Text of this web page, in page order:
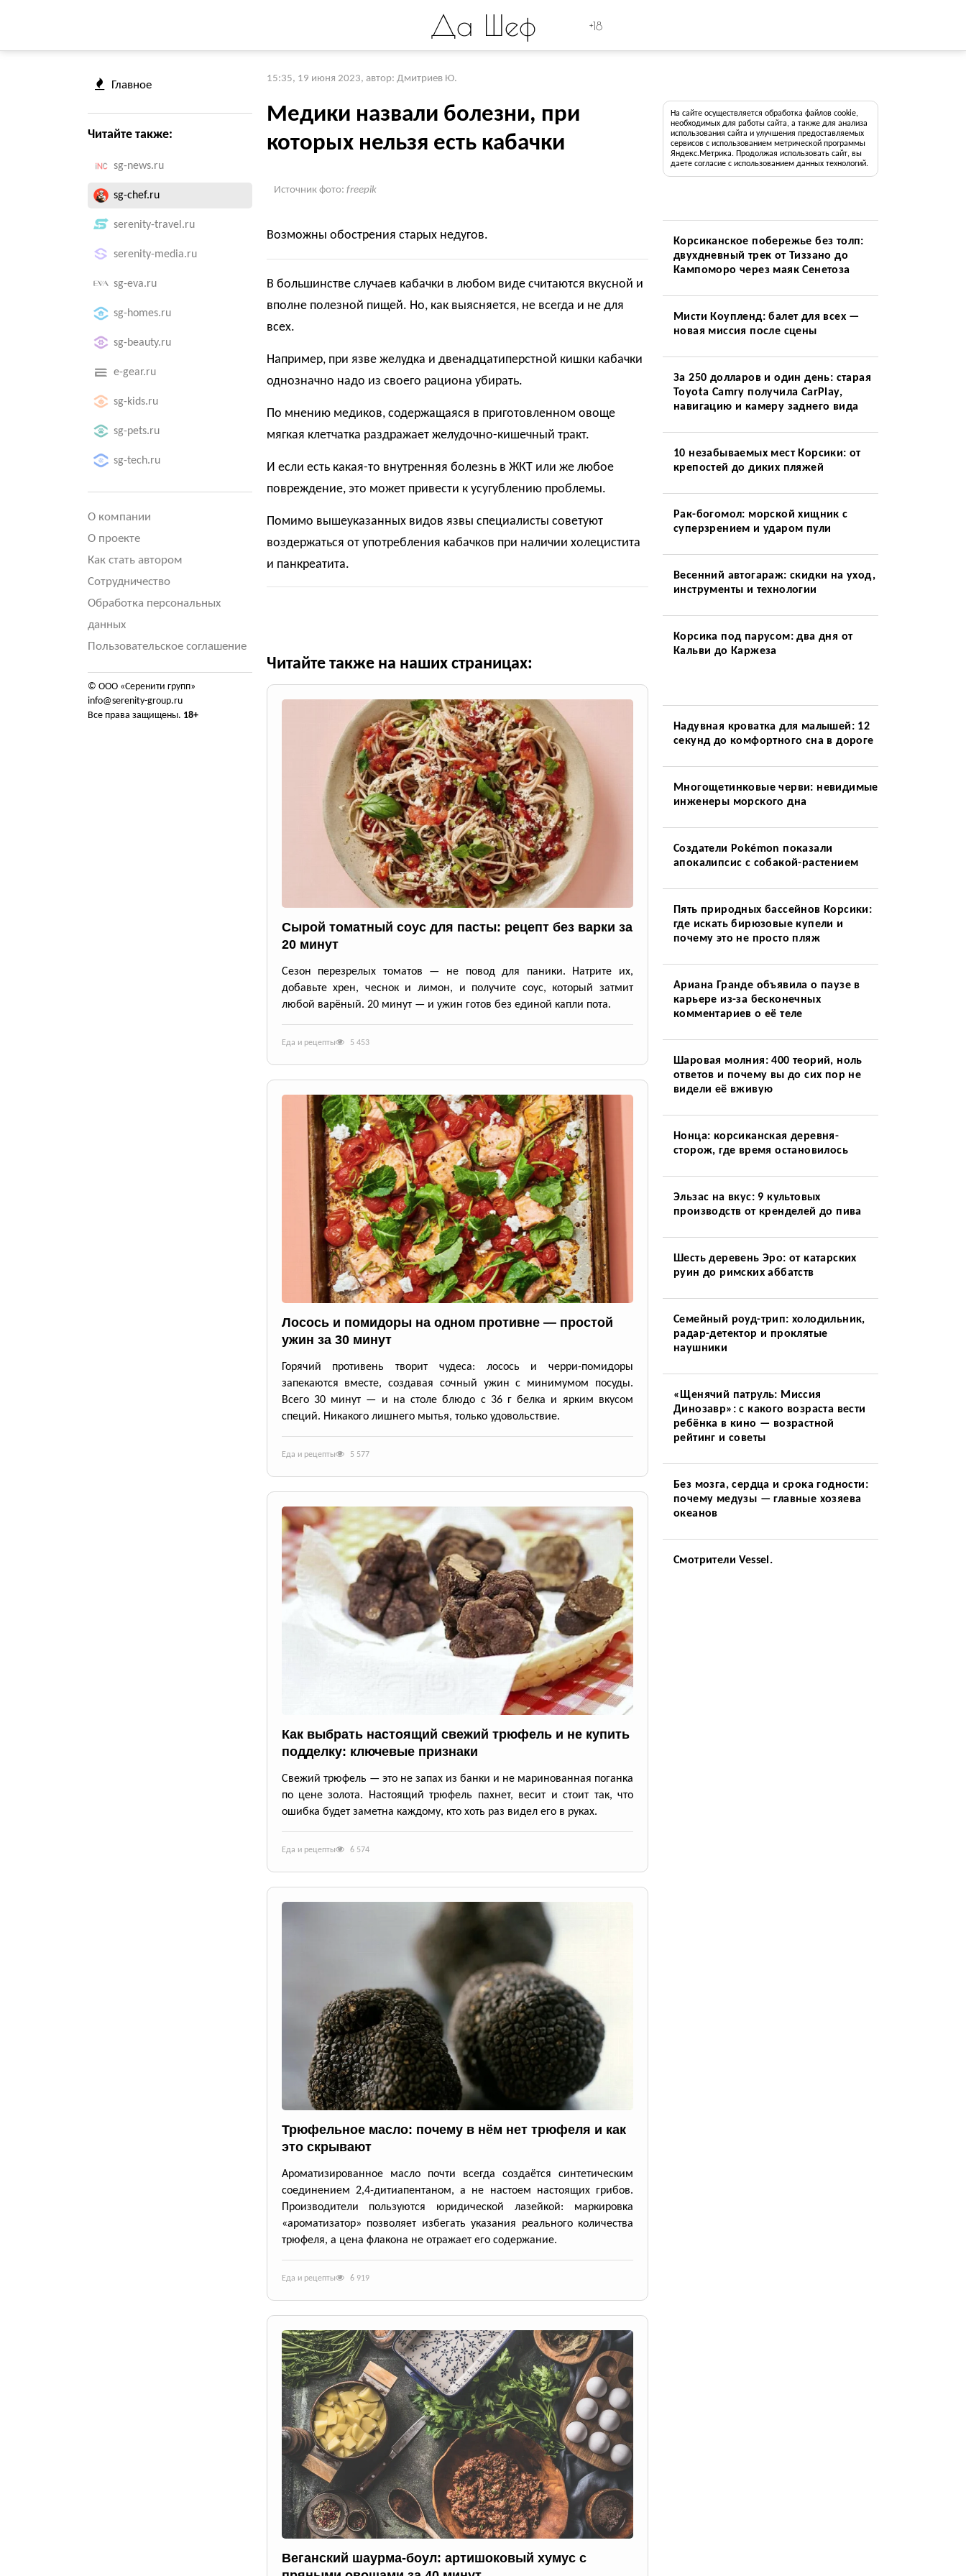
Да Шеф +18
Главное
Читайте также:
sg-news.ru
sg-chef.ru
serenity-travel.ru
serenity-media.ru
sg-eva.ru
sg-homes.ru
sg-beauty.ru
e-gear.ru
sg-kids.ru
sg-pets.ru
sg-tech.ru
О компании
О проекте
Как стать автором
Сотрудничество
Обработка персональных
данных
Пользовательское соглашение
© ООО «Серенити групп»
info@serenity-group.ru
Все права защищены. 18+
15:35, 19 июня 2023, автор: Дмитриев Ю.
Медики назвали болезни, при
которых нельзя есть кабачки
Источник фото: freepik
Возможны обострения старых недугов.
В большинстве случаев кабачки в любом виде считаются вкусной и
вполне полезной пищей. Но, как выясняется, не всегда и не для
всех.
Например, при язве желудка и двенадцатиперстной кишки кабачки
однозначно надо из своего рациона убирать.
По мнению медиков, содержащаяся в приготовленном овоще
мягкая клетчатка раздражает желудочно-кишечный тракт.
И если есть какая-то внутренняя болезнь в ЖКТ или же любое
повреждение, это может привести к усугублению проблемы.
Помимо вышеуказанных видов язвы специалисты советуют
воздержаться от употребления кабачков при наличии холецистита
и панкреатита.
Читайте также на наших страницах:
Сырой томатный соус для пасты: рецепт без варки за
20 минут
Сезон перезрелых томатов — не повод для паники. Натрите их,
добавьте хрен, чеснок и лимон, и получите соус, который затмит
любой варёный. 20 минут — и ужин готов без единой капли пота.
Еда и рецепты 5 453
Лосось и помидоры на одном противне — простой
ужин за 30 минут
Горячий противень творит чудеса: лосось и черри-помидоры
запекаются вместе, создавая сочный ужин с минимумом посуды.
Всего 30 минут — и на столе блюдо с 36 г белка и ярким вкусом
специй. Никакого лишнего мытья, только удовольствие.
Еда и рецепты 5 577
Как выбрать настоящий свежий трюфель и не купить
подделку: ключевые признаки
Свежий трюфель — это не запах из банки и не маринованная поганка
по цене золота. Настоящий трюфель пахнет, весит и стоит так, что
ошибка будет заметна каждому, кто хоть раз видел его в руках.
Еда и рецепты 6 574
Трюфельное масло: почему в нём нет трюфеля и как
это скрывают
Ароматизированное масло почти всегда создаётся синтетическим
соединением 2,4-дитиапентаном, а не настоем настоящих грибов.
Производители пользуются юридической лазейкой: маркировка
«ароматизатор» позволяет избегать указания реального количества
трюфеля, а цена флакона не отражает его содержание.
Еда и рецепты 6 919
Веганский шаурма-боул: артишоковый хумус с
На сайте осуществляется обработка файлов cookie,
необходимых для работы сайта, а также для анализа
использования сайта и улучшения предоставляемых
сервисов с использованием метрической программы
Яндекс.Метрика. Продолжая использовать сайт, вы
даете согласие с использованием данных технологий.
Корсиканское побережье без толп:
двухдневный трек от Тиззано до
Кампоморо через маяк Сенетоза
Мисти Коупленд: балет для всех —
новая миссия после сцены
За 250 долларов и один день: старая
Toyota Camry получила CarPlay,
навигацию и камеру заднего вида
10 незабываемых мест Корсики: от
крепостей до диких пляжей
Рак-богомол: морской хищник с
суперзрением и ударом пули
Весенний автогараж: скидки на уход,
инструменты и технологии
Корсика под парусом: два дня от
Кальви до Каржеза
Надувная кроватка для малышей: 12
секунд до комфортного сна в дороге
Многощетинковые черви: невидимые
инженеры морского дна
Создатели Pokémon показали
апокалипсис с собакой-растением
Пять природных бассейнов Корсики:
где искать бирюзовые купели и
почему это не просто пляж
Ариана Гранде объявила о паузе в
карьере из-за бесконечных
комментариев о её теле
Шаровая молния: 400 теорий, ноль
ответов и почему вы до сих пор не
видели её вживую
Нонца: корсиканская деревня-
сторож, где время остановилось
Эльзас на вкус: 9 культовых
производств от кренделей до пива
Шесть деревень Эро: от катарских
руин до римских аббатств
Семейный роуд-трип: холодильник,
радар-детектор и проклятые
наушники
«Щенячий патруль: Миссия
Динозавр»: с какого возраста вести
ребёнка в кино — возрастной
рейтинг и советы
Без мозга, сердца и срока годности:
почему медузы — главные хозяева
океанов
Смотрители Vessel.